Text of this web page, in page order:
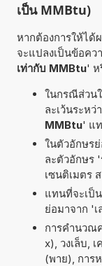
เป็น MMBtu)
หากต้องการให้ได้
จะแปลงเป็นข้อคว
เท่ากับ MMBtu' ห
ในกรณีส่วน
ละเว้นระห
MMBtu' แ
ในตัวอักษร
ละตัวอักษร
เซนติเมตร
แทนที่จะเป็น
ย่อมาจาก 'เ
การคำนวณ
x), วงเล็บ,
(พาย), การ